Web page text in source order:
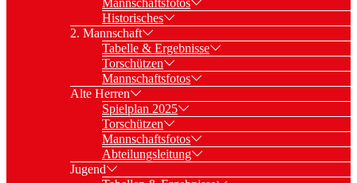
Mannschaftsfotos
Historisches
2. Mannschaft
Tabelle & Ergebnisse
Torschützen
Mannschaftsfotos
Alte Herren
Spielplan 2025
Torschützen
Mannschaftsfotos
Abteilungsleitung
Jugend